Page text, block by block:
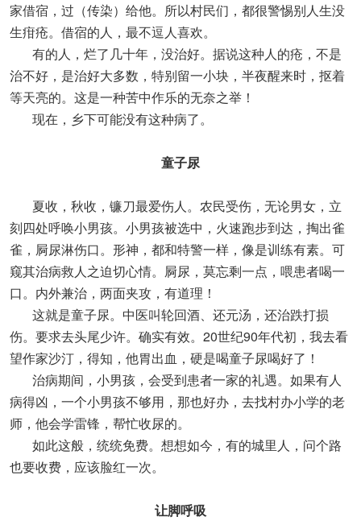
家借宿，过（传染）给他。所以村民们，都很警惕别人生没
生疳疮。借宿的人，最不逗人喜欢。
有的人，烂了几十年，没治好。据说这种人的疮，不是
治不好，是治好大多数，特别留一小块，半夜醒来时，抠着
等天亮的。这是一种苦中作乐的无奈之举！
现在，乡下可能没有这种病了。
童子尿
夏收，秋收，镰刀最爱伤人。农民受伤，无论男女，立
刻四处呼唤小男孩。小男孩被选中，火速跑步到达，掏出雀
雀，屙尿淋伤口。形神，都和特警一样，像是训练有素。可
窥其治病救人之迫切心情。屙尿，莫忘剩一点，喂患者喝一
口。内外兼治，两面夹攻，有道理！
这就是童子尿。中医叫轮回酒、还元汤，还治跌打损
伤。要求去头尾少许。确实有效。20世纪90年代初，我去看
望作家沙汀，得知，他胃出血，硬是喝童子尿喝好了！
治病期间，小男孩，会受到患者一家的礼遇。如果有人
病得凶，一个小男孩不够用，那也好办，去找村办小学的老
师，他会学雷锋，帮忙收尿的。
如此这般，统统免费。想想如今，有的城里人，问个路
也要收费，应该脸红一次。
让脚呼吸